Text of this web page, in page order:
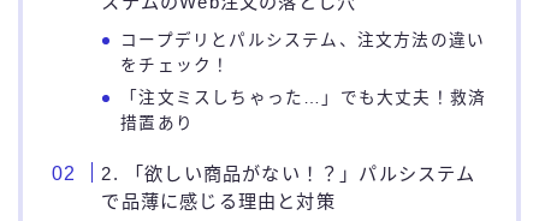
コープデリとパルシステム、注文方法の違い
をチェック！
「注文ミスしちゃった…」でも大丈夫！救済
措置あり
2. 「欲しい商品がない！？」パルシステム
で品薄に感じる理由と対策